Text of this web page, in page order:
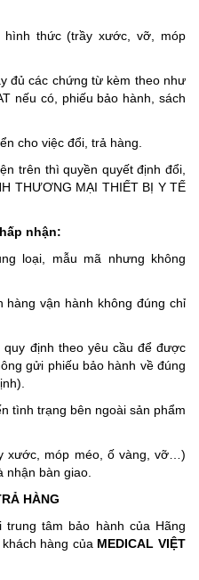
thức (trầy xước, vỡ, móp
đủ các chứng từ kèm theo như
nếu có, phiếu bảo hành, sách
cho việc đổi, trả hàng.
trên thì quyền quyết định đổi,
THƯƠNG MẠI THIẾT BỊ Y TẾ
nhận:
loại, mẫu mã nhưng không
hàng vận hành không đúng chỉ
định theo yêu cầu để được
gửi phiếu bảo hành về đúng
tình trạng bên ngoài sản phẩm
xước, móp méo, ố vàng, vỡ…)
nhận bàn giao.
HÀNG
tâm bảo hành của Hãng
hàng của MEDICAL VIỆT